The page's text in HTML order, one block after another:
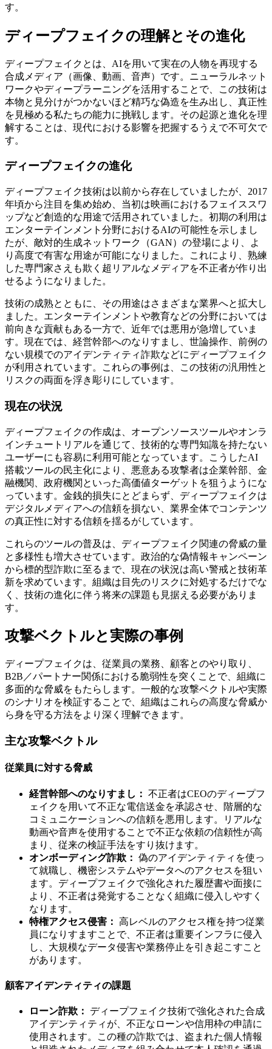
す。
ディープフェイクの理解とその進化
ディープフェイクとは、AIを用いて実在の人物を再現する
合成メディア（画像、動画、音声）です。ニューラルネット
ワークやディープラーニングを活用することで、この技術は
本物と見分けがつかないほど精巧な偽造を生み出し、真正性
を見極める私たちの能力に挑戦します。その起源と進化を理
解することは、現代における影響を把握するうえで不可欠で
す。
ディープフェイクの進化
ディープフェイク技術は以前から存在していましたが、2017
年頃から注目を集め始め、当初は映画におけるフェイススワ
ップなど創造的な用途で活用されていました。初期の利用は
エンターテインメント分野におけるAIの可能性を示しまし
たが、敵対的生成ネットワーク（GAN）の登場により、よ
り高度で有害な用途が可能になりました。これにより、熟練
した専門家さえも欺く超リアルなメディアを不正者が作り出
せるようになりました。
技術の成熟とともに、その用途はさまざまな業界へと拡大し
ました。エンターテインメントや教育などの分野においては
前向きな貢献もある一方で、近年では悪用が急増していま
す。現在では、経営幹部へのなりすまし、世論操作、前例の
ない規模でのアイデンティティ詐欺などにディープフェイク
が利用されています。これらの事例は、この技術の汎用性と
リスクの両面を浮き彫りにしています。
現在の状況
ディープフェイクの作成は、オープンソースツールやオンラ
インチュートリアルを通じて、技術的な専門知識を持たない
ユーザーにも容易に利用可能となっています。こうしたAI
搭載ツールの民主化により、悪意ある攻撃者は企業幹部、金
融機関、政府機関といった高価値ターゲットを狙うようにな
っています。金銭的損失にとどまらず、ディープフェイクは
デジタルメディアへの信頼を損ない、業界全体でコンテンツ
の真正性に対する信頼を揺るがしています。
これらのツールの普及は、ディープフェイク関連の脅威の量
と多様性も増大させています。政治的な偽情報キャンペーン
から標的型詐欺に至るまで、現在の状況は高い警戒と技術革
新を求めています。組織は目先のリスクに対処するだけでな
く、技術の進化に伴う将来の課題も見据える必要がありま
す。
攻撃ベクトルと実際の事例
ディープフェイクは、従業員の業務、顧客とのやり取り、
B2B／パートナー関係における脆弱性を突くことで、組織に
多面的な脅威をもたらします。一般的な攻撃ベクトルや実際
のシナリオを検証することで、組織はこれらの高度な脅威か
ら身を守る方法をより深く理解できます。
主な攻撃ベクトル
従業員に対する脅威
経営幹部へのなりすまし： 不正者はCEOのディープフ
ェイクを用いて不正な電信送金を承認させ、階層的な
コミュニケーションへの信頼を悪用します。リアルな
動画や音声を使用することで不正な依頼の信頼性が高
まり、従来の検証手法をすり抜けます。
オンボーディング詐欺： 偽のアイデンティティを使っ
て就職し、機密システムやデータへのアクセスを狙い
ます。ディープフェイクで強化された履歴書や面接に
より、不正者は発覚することなく組織に侵入しやすく
なります。
特権アクセス侵害： 高レベルのアクセス権を持つ従業
員になりすますことで、不正者は重要インフラに侵入
し、大規模なデータ侵害や業務停止を引き起こすこと
があります。
顧客アイデンティティの課題
ローン詐欺：
ディープフェイク技術で強化された合成
アイデンティティが、不正なローンや信用枠の申請に
使用されます。この種の詐欺では、盗まれた個人情報